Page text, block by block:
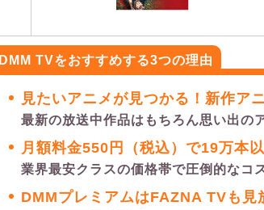
DMM TVをおすすめする3つの理由
見たいアニメが見つかる！新作ア
最新の放送中作品はもちろん思い出の
月額料金550円（税込）で19万本
業界最安クラスの価格帯で圧倒的なコ
DMMプレミアムはFAZNA TVも見